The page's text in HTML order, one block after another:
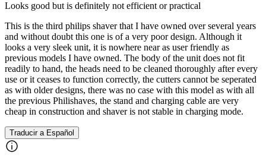
Looks good but is definitely not efficient or practical
This is the third philips shaver that I have owned over several years
and without doubt this one is of a very poor design. Although it
looks a very sleek unit, it is nowhere near as user friendly as
previous models I have owned. The body of the unit does not fit
readily to hand, the heads need to be cleaned thoroughly after every
use or it ceases to function correctly, the cutters cannot be seperated
as with older designs, there was no case with this model as with all
the previous Philishaves, the stand and charging cable are very
cheap in construction and shaver is not stable in charging mode.
Traducir a Español